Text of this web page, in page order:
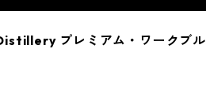
プレミアム・ワークブル